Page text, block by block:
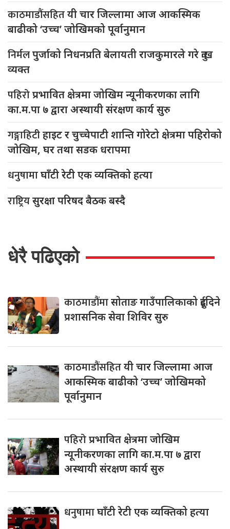
काठमाडौंसहितयी चार जिल्लामा आज आकस्मिक
बाढीको ‘उच्च’ जोखिमको पूर्वानुमान
निर्मलपुर्जाको निधनप्रति बेलायती राजकुमारले गरे दुःख
व्यक्त
पहिरोप्रभावित क्षेत्रमा जोखिम न्यूनीकरणका लागि
का.म.पा ७ द्वारा अस्थायी संरक्षण कार्य सुरु
गङ्गाहिटीहाइट र चुच्चेपाटी शान्ति गोरेटो क्षेत्रमा पहिरोको
जोखिम, घर तथा सडक धरापमा
धनुषामाघाँटी रेटी एक व्यक्तिको हत्या
राष्ट्रियसुरक्षा परिषद बैठक बस्दै
धेरै पढिएको
काठमाडौंमासोताङ गाउँपालिकाको दुईदिने
प्रशासनिक सेवा शिविर सुरु
काठमाडौंसहितयी चार जिल्लामा आज
आकस्मिक बाढीको ‘उच्च’ जोखिमको
पूर्वानुमान
पहिरोप्रभावित क्षेत्रमा जोखिम
न्यूनीकरणका लागि का.म.पा ७ द्वारा
अस्थायी संरक्षण कार्य सुरु
धनुषामाघाँटी रेटी एक व्यक्तिको हत्या